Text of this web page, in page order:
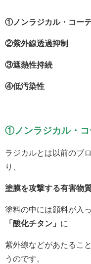
①ノンラジカル・コー
②紫外線透過抑制
③遮熱性持続
④低汚染性
①ノンラジカル・コ
ラジカルとは以前のブ
り、
塗膜を攻撃する有害物
塗料の中には顔料が入
「酸化チタン」 に
紫外線などがあたるこ
うのです。